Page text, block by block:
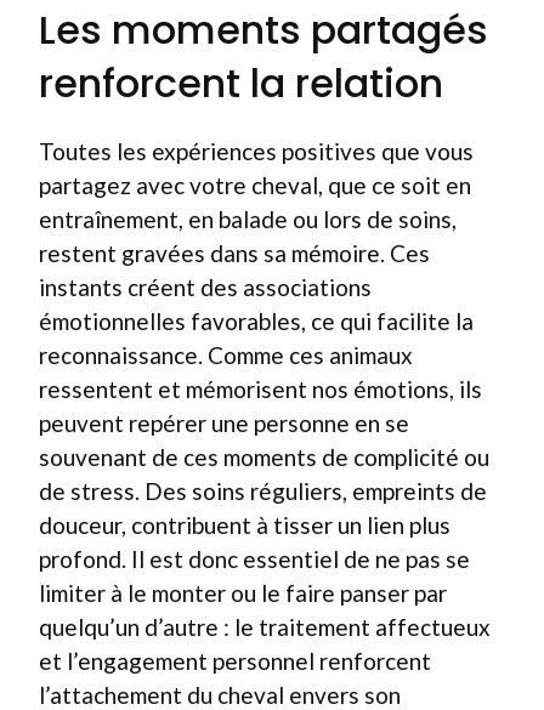
Les moments partagés
renforcent la relation
Toutes les expériences positives que vous
partagez avec votre cheval, que ce soit en
entraînement, en balade ou lors de soins,
restent gravées dans sa mémoire. Ces
instants créent des associations
émotionnelles favorables, ce qui facilite la
reconnaissance. Comme ces animaux
ressentent et mémorisent nos émotions, ils
peuvent repérer une personne en se
souvenant de ces moments de complicité ou
de stress. Des soins réguliers, empreints de
douceur, contribuent à tisser un lien plus
profond. Il est donc essentiel de ne pas se
limiter à le monter ou le faire panser par
quelqu’un d’autre : le traitement affectueux
et l’engagement personnel renforcent
l’attachement du cheval envers son